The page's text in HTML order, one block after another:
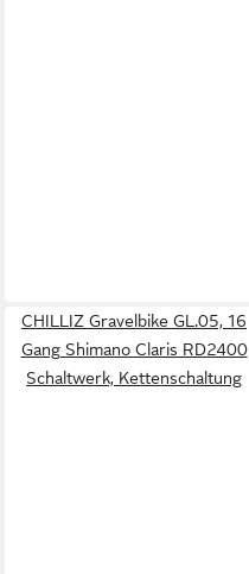
CHILLIZ Gravelbike GL.05, 16
Gang Shimano Claris RD2400
Schaltwerk, Kettenschaltung